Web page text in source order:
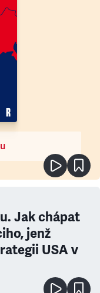
Jak chápat
jenž
USA v